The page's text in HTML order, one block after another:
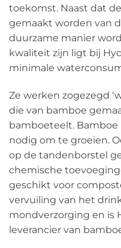
toekomst. Naast dat
gemaakt worden van
duurzame manier
kwaliteit zijn ligt bij
minimale
Ze werken zogezegd
die van bamboe
bamboeteelt.
nodig om te groeien.
op de tandenborstel
chemische
geschikt voor
vervuiling van het
mondverzorging en is
leverancier van